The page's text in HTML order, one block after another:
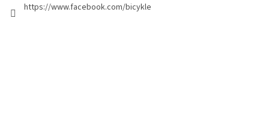
https://www.facebook.com/bicykle